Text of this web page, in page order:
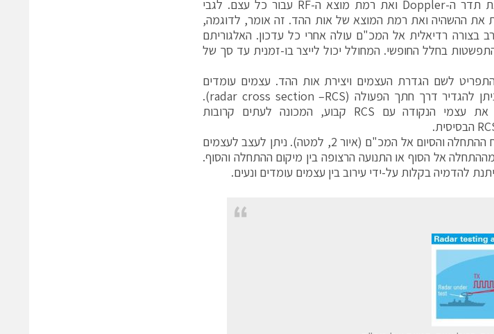
הוא קובע אוטומטית את ההשהיה, את תדר ה-Doppler ואת רמת מוצא ה-RF עבור כל עצם. לגבי
את ההשהיה ואת רמת המוצא של אות ההד. זה אומר, לדוגמה,
רדיאלית אל המכ"ם עולה אחרי כל עדכון. האלגוריתם
בחלל החופשי. המחולל יכול לייצר בו-זמנית עד סך של
איור 2 מראה את התפריט לשם הגדרת העצמים ויצירת אות ההד. עצמים עומדים
מקבלים טווח מיוחד. הממד שלהם ניתן להגדיר דרך חתך הפעולה (radar cross section –RCS).
האופציה R&S®SMW-K78 מגדירה את עצמי הנקודה עם RCS קבוע, המכונה לעתים קרובות
לגבי עצמים נעים, ניתן לקבוע את טווח ההתחלה והסיום אל המכ"ם (איור 2, למטה). ניתן לעצב לעצמים
אל הסוף או התנועה הרצופה בין מיקום ההתחלה והסוף.